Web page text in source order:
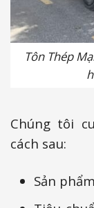
Tôn Thép
Chúng tôi
cách sau:
Sản